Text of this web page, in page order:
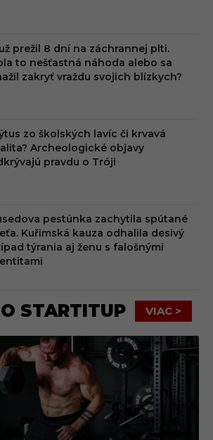
prežil 8 dní na záchrannej plti.
to nešťastná náhoda alebo sa
zakryť vraždu svojich blízkych?
zo školských lavíc či krvavá
Archeologické objavy
pravdu o Tróji
pestúnka zachytila spútané
Kuřimská kauza odhalila desivý
týrania aj ženu s falošnými
STARTITUP VIAC >